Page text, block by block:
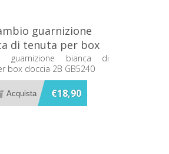
guarnizione
di tenuta per box
2B GB5240
guarnizione bianca di
box doccia 2B GB5240
€18,90